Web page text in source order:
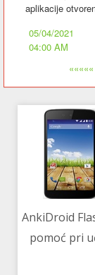
aplikacije
05/04/2021
04:00 AM
«««««
AnkiDroid
pomoć pri